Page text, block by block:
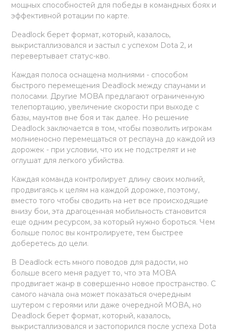
мощных способностей для победы в командных боях и
эффективной ротации по карте.
Deadlock берет формат, который, казалось,
выкристаллизовался и застыл с успехом Dota 2, и
перевертывает статус-кво.
Каждая полоса оснащена молниями - способом
быстрого перемещения Deadlock между спаунами и
полосами. Другие MOBA предлагают ограниченную
телепортацию, увеличение скорости при выходе с
базы, маунтов вне боя и так далее. Но решение
Deadlock заключается в том, чтобы позволить игрокам
молниеносно перемещаться от респауна до каждой из
дорожек - при условии, что их не подстрелят и не
оглушат для легкого убийства.
Каждая команда контролирует длину своих молний,
продвигаясь к целям на каждой дорожке, поэтому,
вместо того чтобы сводить на нет все происходящие
внизу бои, эта драгоценная мобильность становится
еще одним ресурсом, за который нужно бороться. Чем
больше полос вы контролируете, тем быстрее
доберетесь до цели.
В Deadlock есть много поводов для радости, но
больше всего меня радует то, что эта MOBA
продвигает жанр в совершенно новое пространство. С
самого начала она может показаться очередным
шутером с героями или даже очередной MOBA, но
Deadlock берет формат, который, казалось,
выкристаллизовался и застопорился после успеха Dota